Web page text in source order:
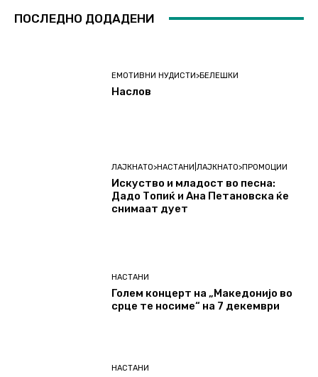
ПОСЛЕДНО ДОДАДЕНИ
ЕМОТИВНИ НУДИСТИ>БЕЛЕШКИ
Наслов
ЛАЈКНАТО>НАСТАНИ|ЛАЈКНАТО>ПРОМОЦИИ
Искуство и младост во песна:
Дадо Топиќ и Ана Петановска ќе
снимаат дует
НАСТАНИ
Голем концерт на „Македонијо во
срце те носиме“ на 7 декември
НАСТАНИ